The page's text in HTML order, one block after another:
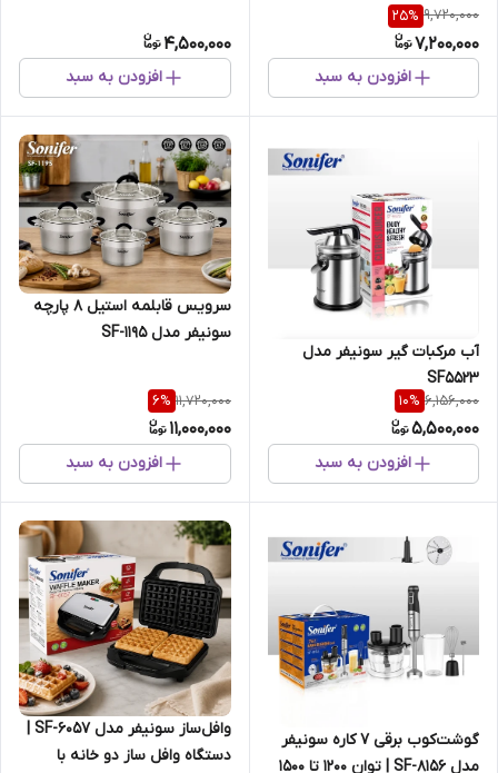
وات
9,720,000
25%
7,200,000
افزودن به سبد
4,500,000
افزودن به سبد
آب مرکبات گیر سونیفر مدل
SF5523
6,156,000
10%
5,500,000
افزودن به سبد
سرویس قابلمه استیل ۸ پارچه
سونیفر مدل SF-1195
11,720,000
6%
11,000,000
افزودن به سبد
گوشت‌کوب برقی ۷ کاره سونیفر
مدل SF-8156 | توان 1200 تا 1500
وافل‌ساز سونیفر مدل SF-6057 |
دستگاه وافل ساز دو خانه با